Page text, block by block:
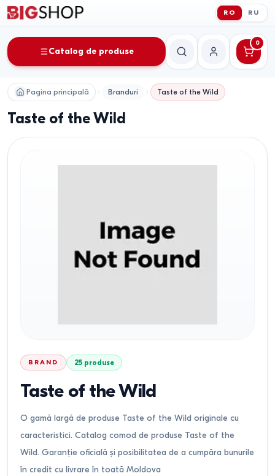
RO RU
Catalog de produse
CăutareContul meu
0
Pagina principală Branduri Taste of the Wild
Taste of the Wild
BRAND 25 produse
Taste of the Wild
O gamă largă de produse Taste of the Wild originale cu
caracteristici. Catalog comod de produse Taste of the
Wild. Garanție oficială și posibilitatea de a cumpăra bunurile
în credit cu livrare în toată Moldova